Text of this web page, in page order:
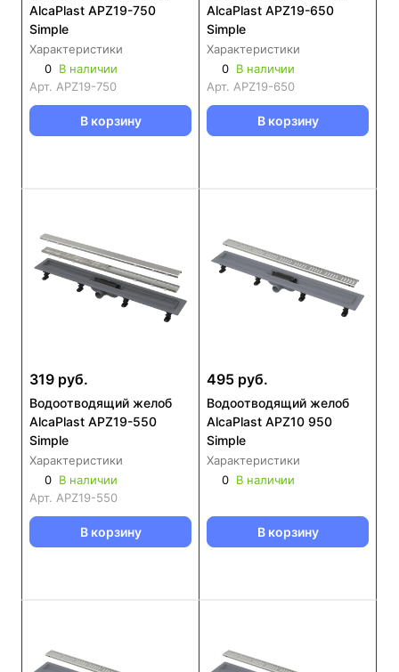
AlcaPlast APZ19-750
Simple
Характеристики
0 В наличии
Арт. APZ19-750
В корзину
AlcaPlast APZ19-650
Simple
Характеристики
0 В наличии
Арт. APZ19-650
В корзину
319 руб.
Водоотводящий желоб
AlcaPlast APZ19-550
Simple
Характеристики
0 В наличии
Арт. APZ19-550
В корзину
495 руб.
Водоотводящий желоб
AlcaPlast APZ10 950
Simple
Характеристики
0 В наличии
В корзину